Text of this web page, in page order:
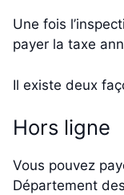
Une fois
payer la taxe
Il existe deux
Hors ligne
Vous pouvez
Département